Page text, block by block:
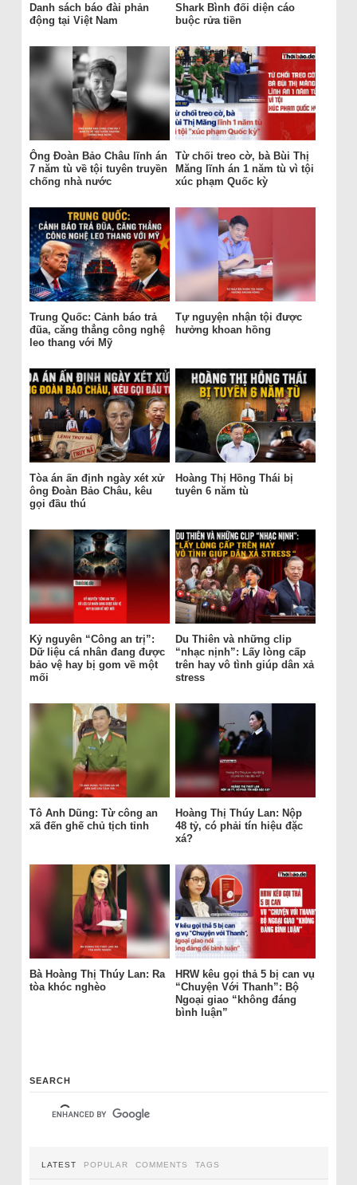
Danh sách báo đài phản
động tại Việt Nam
Shark Bình đối diện cáo
buộc rửa tiền
Ông Đoàn Bảo Châu lĩnh án
7 năm tù về tội tuyên truyền
chống nhà nước
Từ chối treo cờ, bà Bùi Thị
Măng lĩnh án 1 năm tù vì tội
xúc phạm Quốc kỳ
Trung Quốc: Cảnh báo trả
đũa, căng thẳng công nghệ
leo thang với Mỹ
Tự nguyện nhận tội được
hưởng khoan hồng
Tòa án ấn định ngày xét xử
ông Đoàn Bảo Châu, kêu
gọi đầu thú
Hoàng Thị Hồng Thái bị
tuyên 6 năm tù
Kỷ nguyên “Công an trị”:
Dữ liệu cá nhân đang được
bảo vệ hay bị gom về một
mối
Du Thiên và những clip
“nhạc nịnh”: Lấy lòng cấp
trên hay vô tình giúp dân xả
stress
Tô Anh Dũng: Từ công an
xã đến ghế chủ tịch tỉnh
Hoàng Thị Thúy Lan: Nộp
48 tỷ, có phải tín hiệu đặc
xá?
Bà Hoàng Thị Thúy Lan: Ra
tòa khóc nghèo
HRW kêu gọi thả 5 bị can vụ
“Chuyện Với Thanh”: Bộ
Ngoại giao “không đáng
bình luận”
SEARCH
LATEST POPULAR COMMENTS TAGS